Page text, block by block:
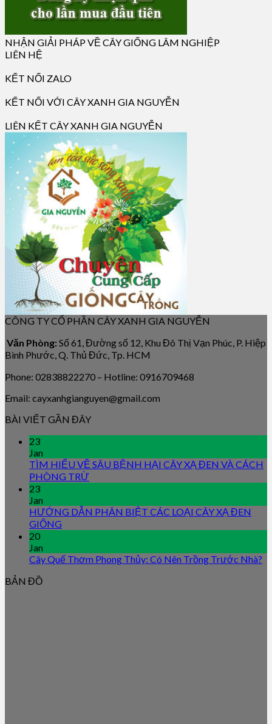
NHẬN GIẢI PHÁP VỀ CÂY GIỐNG LÂM NGHIỆP
LIÊN HỆ
KẾT NỐI ZALO
KẾT NỐI VỚI CÂY XANH GIA NGUYỄN
LIÊN KẾT CÂY XANH GIA NGUYỄN
CÔNG TY CỔ PHẦN CÂY XANH GIA NGUYỄN
Văn Phòng: Số 61, Đường số 12, Khu Đô Thị Vạn Phúc, P. Hiệp
Bình Phước, Q. Thủ Đức, Tp. HCM
Phone: 02838822270 – Hotline: 0916709468
Email: cayxanhgianguyen@gmail.com
BÀI VIẾT GẦN ĐÂY
23
Jan
TÌM HIỂU VỀ SÂU BỆNH HẠI CÂY XẠ ĐEN VÀ CÁCH
PHÒNG TRỪ
23
Jan
HƯỚNG DẪN PHÂN BIỆT CÁC LOẠI CÂY XẠ ĐEN
GIỐNG
20
Jan
Cây Quế Thơm Phong Thủy: Có Nên Trồng Trước Nhà?
BẢN ĐỒ